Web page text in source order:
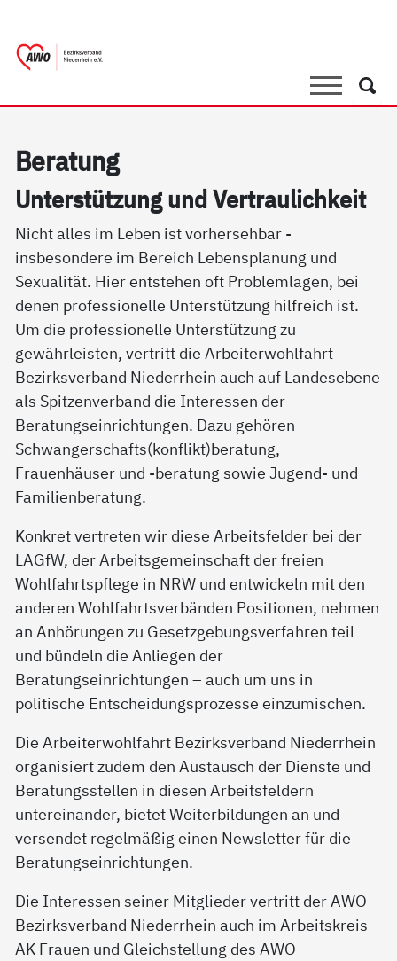
SucheSuche
Be­ra­tung
Un­ter­stüt­zung und Ver­trau­lich­keit
Nicht alles im Leben ist vorhersehbar -
insbesondere im Bereich Lebensplanung und
Sexualität. Hier entstehen oft Problemlagen, bei
denen professionelle Unterstützung hilfreich ist.
Um die professionelle Unterstützung zu
gewährleisten, vertritt die Arbeiterwohlfahrt
Bezirksverband Niederrhein auch auf Landesebene
als Spitzenverband die Interessen der
Beratungseinrichtungen. Dazu gehören
Schwangerschafts(konflikt)beratung,
Frauenhäuser und -beratung sowie Jugend- und
Familienberatung.
Konkret vertreten wir diese Arbeitsfelder bei der
LAGfW, der Arbeitsgemeinschaft der freien
Wohlfahrtspflege in NRW und entwickeln mit den
anderen Wohlfahrtsverbänden Positionen, nehmen
an Anhörungen zu Gesetzgebungsverfahren teil
und bündeln die Anliegen der
Beratungseinrichtungen – auch um uns in
politische Entscheidungsprozesse einzumischen.
Die Arbeiterwohlfahrt Bezirksverband Niederrhein
organisiert zudem den Austausch der Dienste und
Beratungsstellen in diesen Arbeitsfeldern
untereinander, bietet Weiterbildungen an und
versendet regelmäßig einen Newsletter für die
Beratungseinrichtungen.
Die Interessen seiner Mitglieder vertritt der AWO
Bezirksverband Niederrhein auch im Arbeitskreis
AK Frauen und Gleichstellung des AWO